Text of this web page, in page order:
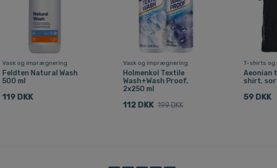
Vask og imprægnering
Feldten Natural Wash
500 ml
119 DKK
Vask og imprægnering
Holmenkol Textile
Wash+Wash Proof,
2x250 ml
112 DKK 199 DKK
T-shirts og
Aeonian
shirt,
59 DKK